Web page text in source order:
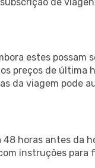
estes possam
preços de última
da viagem pode
horas antes da
instruções para